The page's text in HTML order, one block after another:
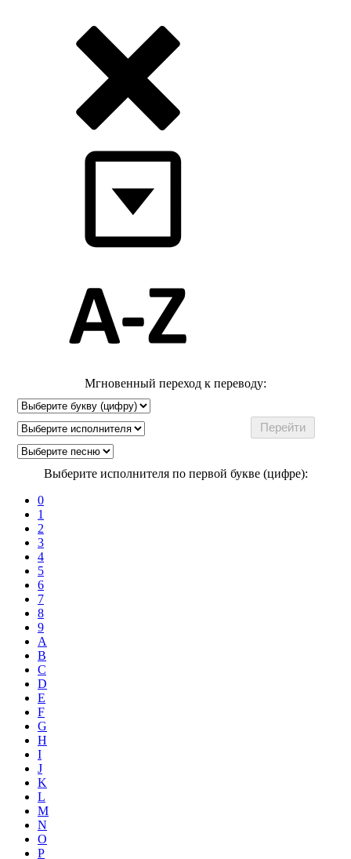
Мгновенный переход к переводу:
Выберите исполнителя по первой букве (цифре):
0
1
2
3
4
5
6
7
8
9
A
B
C
D
E
F
G
H
I
J
K
L
M
N
O
P